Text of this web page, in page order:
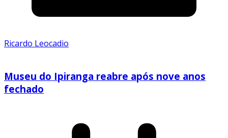
Ricardo Leocadio
Museu do Ipiranga reabre após nove anos
fechado